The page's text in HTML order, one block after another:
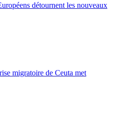
détournent les nouveaux
migratoire de Ceuta met